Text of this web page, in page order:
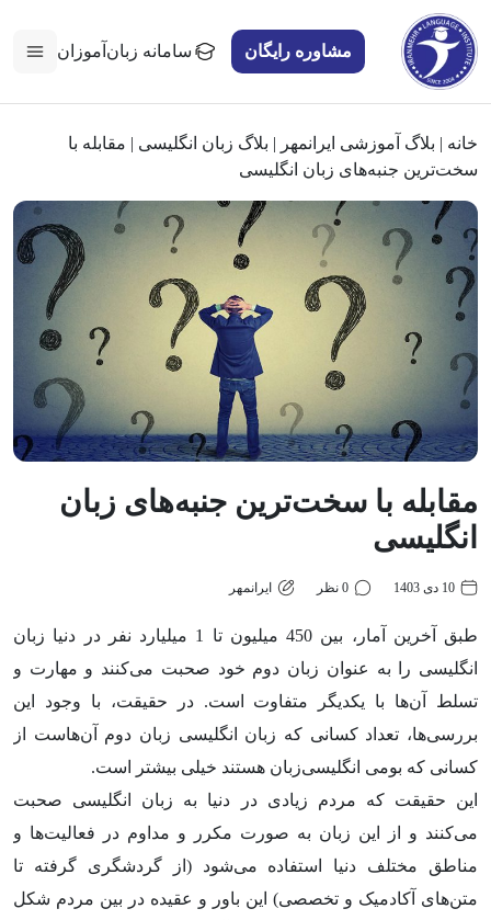
مشاوره رایگان سامانه زبان‌آموزان
خانه | بلاگ آموزشی ایرانمهر | بلاگ زبان انگلیسی | مقابله با
سخت‌ترین جنبه‌های زبان انگلیسی
مقابله با سخت‌ترین جنبه‌های زبان
انگلیسی
10 دی 1403 0 نظر ایرانمهر
طبق آخرین آمار، بین 450 میلیون تا 1 میلیارد نفر در دنیا زبان
انگلیسی را به عنوان زبان دوم خود صحبت می‌کنند و مهارت و
تسلط آن‌ها با یکدیگر متفاوت است. در حقیقت، با وجود این
بررسی‌ها، تعداد کسانی که زبان انگلیسی زبان دوم آن‌هاست از
کسانی که بومی انگلیسی‌زبان هستند خیلی بیشتر است.
این حقیقت که مردم زیادی در دنیا به زبان انگلیسی صحبت
می‌کنند و از این زبان به صورت مکرر و مداوم در فعالیت‌ها و
مناطق مختلف دنیا استفاده می‌شود (از گردشگری گرفته تا
متن‌های آکادمیک و تخصصی) این باور و عقیده در بین مردم شکل